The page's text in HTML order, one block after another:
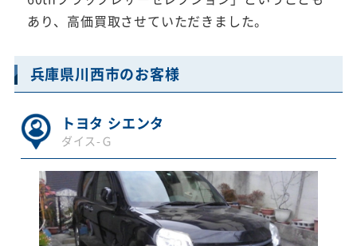
あり、高価買取させていただきました。
兵庫県川西市のお客様
トヨタ シエンタ
ダイス-Ｇ